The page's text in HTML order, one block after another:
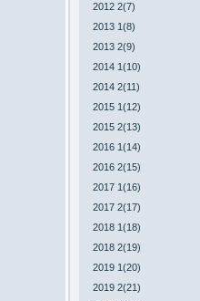
2012 2(7)
2013 1(8)
2013 2(9)
2014 1(10)
2014 2(11)
2015 1(12)
2015 2(13)
2016 1(14)
2016 2(15)
2017 1(16)
2017 2(17)
2018 1(18)
2018 2(19)
2019 1(20)
2019 2(21)